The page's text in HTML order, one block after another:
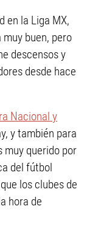
en la Liga MX,
buen, pero
descensos y
desde hace
Nacional y
y también para
muy querido por
del fútbol
los clubes de
hora de